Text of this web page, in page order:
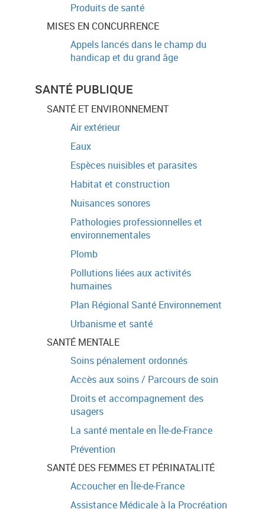
Produits de santé
MISES EN CONCURRENCE
Appels lancés dans le champ du
handicap et du grand âge
SANTÉ PUBLIQUE
SANTÉ ET ENVIRONNEMENT
Air extérieur
Eaux
Espèces nuisibles et parasites
Habitat et construction
Nuisances sonores
Pathologies professionnelles et
environnementales
Plomb
Pollutions liées aux activités
humaines
Plan Régional Santé Environnement
Urbanisme et santé
SANTÉ MENTALE
Soins pénalement ordonnés
Accès aux soins / Parcours de soin
Droits et accompagnement des
usagers
La santé mentale en Île-de-France
Prévention
SANTÉ DES FEMMES ET PÉRINATALITÉ
Accoucher en Île-de-France
Assistance Médicale à la Procréation